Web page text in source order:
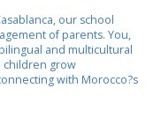
our school
of parents. You,
and multicultural
grow
with Morocco?s